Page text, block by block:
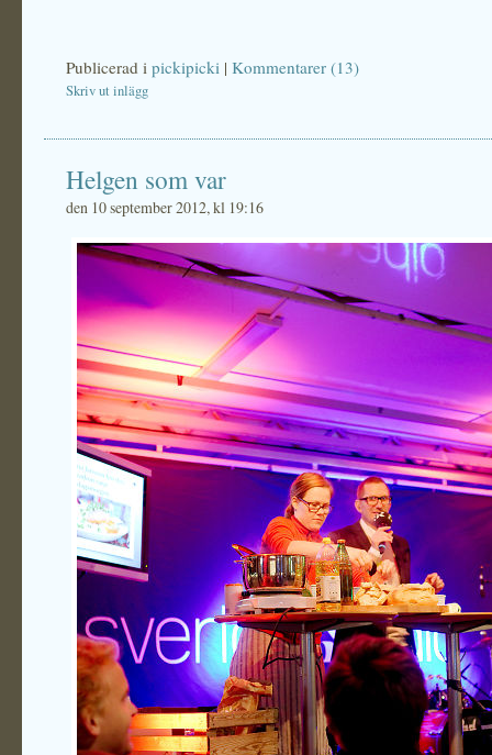
Publicerad i pickipicki | Kommentarer (13)
Skriv ut inlägg
Helgen som var
den 10 september 2012, kl 19:16